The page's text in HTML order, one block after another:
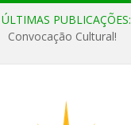
ÚLTIMAS PUBLICAÇÕES:
Convocação Cultural!